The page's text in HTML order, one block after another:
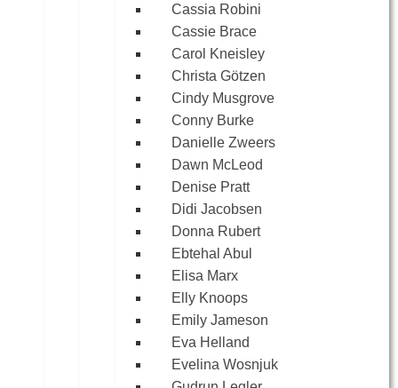
Cassia Robini
Cassie Brace
Carol Kneisley
Christa Götzen
Cindy Musgrove
Conny Burke
Danielle Zweers
Dawn McLeod
Denise Pratt
Didi Jacobsen
Donna Rubert
Ebtehal Abul
Elisa Marx
Elly Knoops
Emily Jameson
Eva Helland
Evelina Wosnjuk